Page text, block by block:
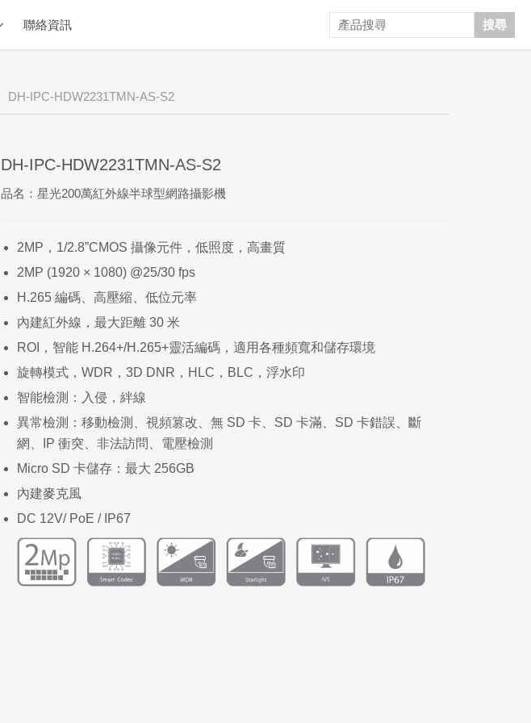
聯絡資訊 搜尋
DH-IPC-HDW2231TMN-AS-S2
DH-IPC-HDW2231TMN-AS-S2
品名：星光200萬紅外線半球型網路攝影機
2MP，1/2.8”CMOS 攝像元件，低照度，高畫質
2MP (1920 × 1080) @25/30 fps
H.265 編碼、高壓縮、低位元率
內建紅外線，最大距離 30 米
ROI，智能 H.264+/H.265+靈活編碼，適用各種頻寬和儲存環境
旋轉模式，WDR，3D DNR，HLC，BLC，浮水印
智能檢測：入侵，絆線
異常檢測：移動檢測、視頻篡改、無 SD 卡、SD 卡滿、SD 卡錯誤、斷
網、IP 衝突、非法訪問、電壓檢測
Micro SD 卡儲存：最大 256GB
內建麥克風
DC 12V/ PoE / IP67